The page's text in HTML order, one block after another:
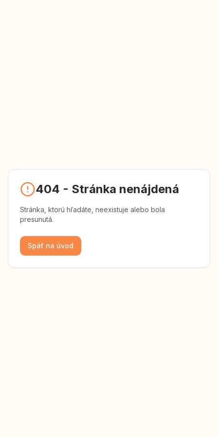
404 - Stránka nenájdená
Stránka, ktorú hľadáte, neexistuje alebo bola
presunutá.
Späť na úvod